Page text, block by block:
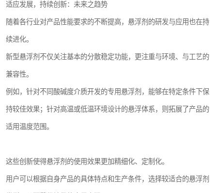
适应发展，持续创新：未来之趋势
随着各行业对产品性能要求的不断提高，悬浮剂的研发与应用也在持
续进化。
新型悬浮剂不仅关注基本的分散稳定功能，更注重与环境、与工艺的
兼容性。
例如，针对不同酸碱度介质开发的专用悬浮剂，能够在特定条件下保
持较佳效果；针对高温或低温环境设计的悬浮体系，则拓展了产品的
适用温度范围。
这些创新使得悬浮剂的使用效果更加精细化、定制化。
用户可以根据自身产品的具体特点和生产条件，选择较适合的悬浮剂